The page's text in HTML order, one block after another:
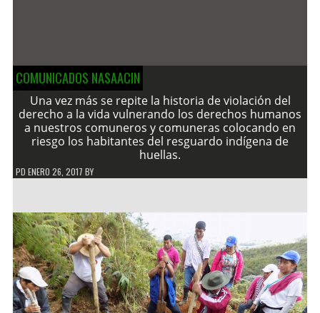
COMUNICADOS NASAACIN
Una vez más se repite la historia de violación del
derecho a la vida vulnerando los derechos humanos
a nuestros comuneros y comuneras colocando en
riesgo los habitantes del resguardo indígena de
huellas.
PD ENERO 26, 2017 BY